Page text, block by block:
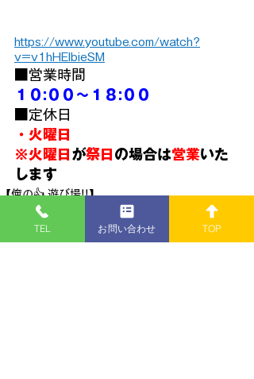
https://www.youtube.com/watch?
v=v1hHEIbieSM
■営業時間
１０:００～１８:００
■定休日
・火曜日
※火曜日 が祭日 の場合は営業いた
します
【俺の👍 遊び場!!】
TEL お問い合わせ TOP